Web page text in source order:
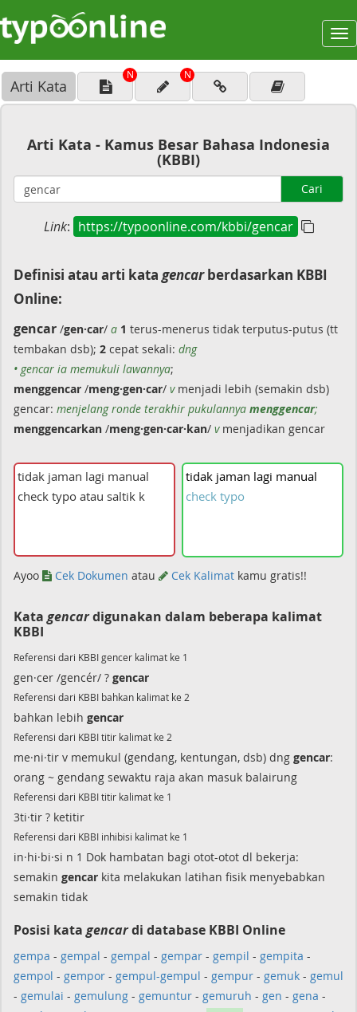
Arti Kata
N N
Arti Kata - Kamus Besar Bahasa Indonesia
(KBBI)
Cari
Link: https://typoonline.com/kbbi/gencar
Definisi atau arti kata gencarberdasarkan KBBI
Online:
gencar /gen·car/ a 1 terus-menerus tidak terputus-putus (tt
tembakan dsb); 2 cepat sekali: dng
• gencar ia memukuli lawannya;
menggencar /meng·gen·car/ vmenjadi lebih (semakin dsb)
gencar: menjelang ronde terakhir pukulannya menggencar;
menggencarkan /meng·gen·car·kan/ vmenjadikan gencar
tidak jaman lagi manual
check typo
Ayoo Cek Dokumen atau Cek Kalimat kamu gratis!!
Kata gencardigunakan dalam beberapa kalimat
KBBI
Referensi dari KBBI gencer kalimat ke 1
gen·cer /gencér/ ? gencar
Referensi dari KBBI bahkan kalimat ke 2
bahkan lebih gencar
Referensi dari KBBI titir kalimat ke 2
me·ni·tir v memukul (gendang, kentungan, dsb) dng gencar:
orang ~ gendang sewaktu raja akan masuk balairung
Referensi dari KBBI titir kalimat ke 1
3ti·tir ? ketitir
Referensi dari KBBI inhibisi kalimat ke 1
in·hi·bi·si n 1 Dok hambatan bagi otot-otot dl bekerja:
semakin gencar kita melakukan latihan fisik menyebabkan
semakin tidak
Posisi kata gencardi database KBBI Online
gempa - gempal - gempal - gempar - gempil - gempita -
gempol - gempor - gempul-gempul - gempur - gemuk - gemul
- gemulai - gemulung - gemuntur - gemuruh - gen - gena -